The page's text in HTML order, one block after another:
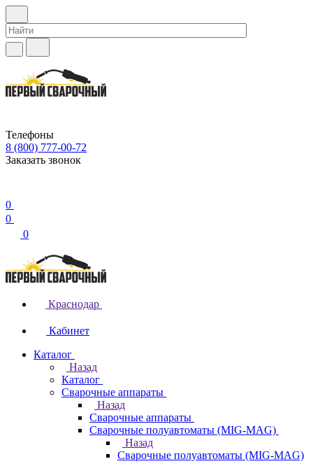
Телефоны
8 (800) 777-00-72
Заказать звонок
0
0
0
Краснодар
Кабинет
Каталог
Назад
Каталог
Сварочные аппараты
Назад
Сварочные аппараты
Сварочные полуавтоматы (MIG-MAG)
Назад
Сварочные полуавтоматы (MIG-MAG)